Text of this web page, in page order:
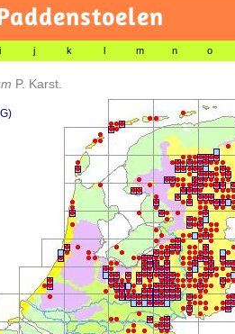
i j k l m n o
P. Karst.